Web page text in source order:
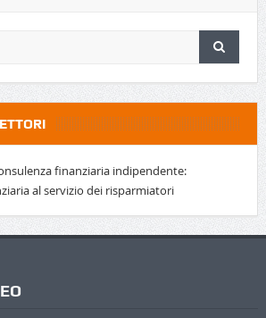
finanziaria indipendente:
al servizio dei risparmiatori